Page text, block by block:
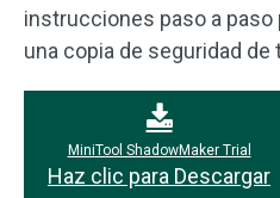
instrucciones paso a paso
una copia de seguridad de
MiniTool ShadowMaker Trial
Haz clic para Descargar